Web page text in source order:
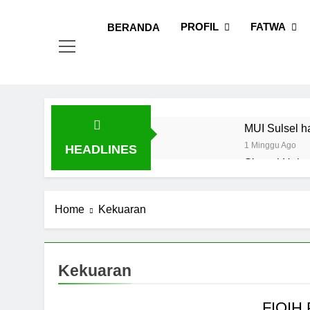
BERANDA
PROFIL FATWA
HEADLINES
MUI Sulsel
1 Minggu Ago
Sinergi
Fatwa
Dari Vaksin
Home Kekuaran
Kekuaran